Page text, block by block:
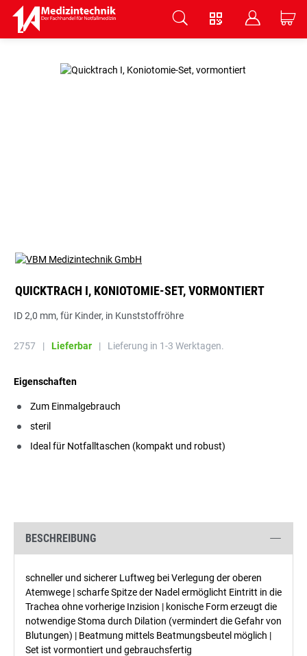
V B C
QUICKTRACH I, KONIOTOMIE-SET, VORMONTIERT
ID 2,0 mm, für Kinder, in Kunststoffröhre
2757 | Lieferbar | Lieferung in 1-3 Werktagen.
Eigenschaften
Zum Einmalgebrauch
steril
Ideal für Notfalltaschen (kompakt und robust)
BESCHREIBUNG
schneller und sicherer Luftweg bei Verlegung der oberen
Atemwege | scharfe Spitze der Nadel ermöglicht Eintritt in die
Trachea ohne vorherige Inzision | konische Form erzeugt die
notwendige Stoma durch Dilation (vermindert die Gefahr von
Blutungen) | Beatmung mittels Beatmungsbeutel möglich |
Set ist vormontiert und gebrauchsfertig